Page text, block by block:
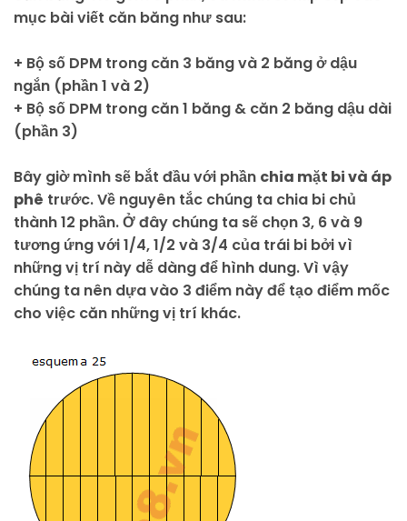
mục bài viết căn băng như sau:
+ Bộ số DPM trong căn 3 băng và 2 băng ở dậu
ngắn (phần 1 và 2)
+ Bộ số DPM trong căn 1 băng & căn 2 băng dậu dài
(phần 3)
Bây giờ mình sẽ bắt đầu với phần chia mặt bi và áp
phê trước. Về nguyên tắc chúng ta chia bi chủ
thành 12 phần. Ở đây chúng ta sẽ chọn 3, 6 và 9
tương ứng với 1/4, 1/2 và 3/4 của trái bi bởi vì
những vị trí này dễ dàng để hình dung. Vì vậy
chúng ta nên dựa vào 3 điểm này để tạo điểm mốc
cho việc căn những vị trí khác.